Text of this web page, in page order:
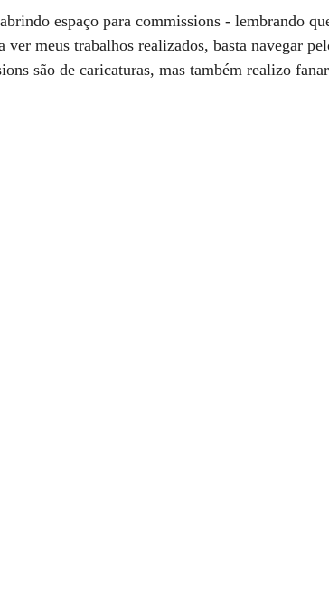
espaço para commissions - lembrando
ver meus trabalhos realizados, basta navegar
são de caricaturas, mas também realizo